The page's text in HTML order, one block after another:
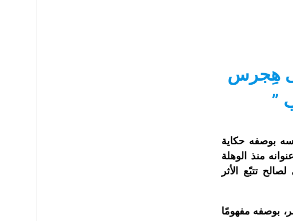
هِجرس
”
بوصفه حكاية
منذ الوهلة
تتبّع الأثر
بوصفه مفهومًا